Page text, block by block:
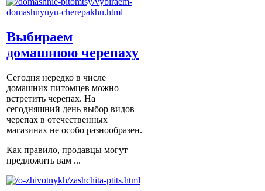
Выбираем
домашнюю черепаху
Сегодня нередко в числе
домашних питомцев можно
встретить черепах. На
сегодняшний день выбор видов
черепах в отечественных
магазинах не особо разнообразен.
Как правило, продавцы могут
предложить вам ...